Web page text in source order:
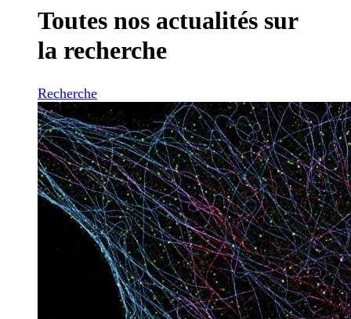
Toutes nos actualités sur
la recherche
Recherche